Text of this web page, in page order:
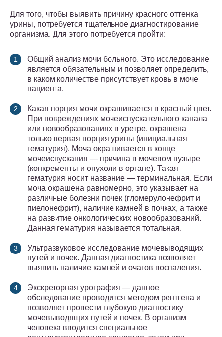
Для того, чтобы выявить причину красного оттенка
урины, потребуется тщательное диагностирование
организма. Для этого потребуется пройти:
Общий анализ мочи больного. Это исследование
является обязательным и позволяет определить,
в каком количестве присутствует кровь в моче
пациента.
Какая порция мочи окрашивается в красный цвет.
При повреждениях мочеиспускательного канала
или новообразованиях в уретре, окрашена
только первая порция урины (инициальная
гематурия). Моча окрашивается в конце
мочеиспускания — причина в мочевом пузыре
(конкременты и опухоли в органе). Такая
гематурия носит название — терминальная. Если
моча окрашена равномерно, это указывает на
различные болезни почек (гломерулонефрит и
пиелонефрит), наличие камней в почках, а также
на развитие онкологических новообразований.
Данная гематурия называется тотальная.
Ультразвуковое исследование мочевыводящих
путей и почек. Данная диагностика позволяет
выявить наличие камней и очагов воспаления.
Экскреторная урография — данное
обследование проводится методом рентгена и
позволяет провести глубокую диагностику
мочевыводящих путей и почек. В организм
человека вводится специальное